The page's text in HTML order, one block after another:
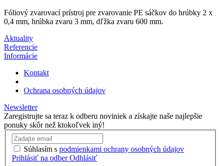
Fóliový zvarovací prístroj pre zvarovanie PE sáčkov do hrúbky 2 x
0,4 mm, hrúbka zvaru 3 mm, dľžka zvaru 600 mm.
Aktuality
Referencie
Informácie
Kontakt
Ochrana osobných údajov
Newsletter
Zaregistrujte sa teraz k odberu noviniek a získajte naše najlepšie
ponuky skôr než ktokoľvek iný!
Súhlasím s podmienkami ochrany osobných údajov
Prihlásiť na odberOdhlásiť